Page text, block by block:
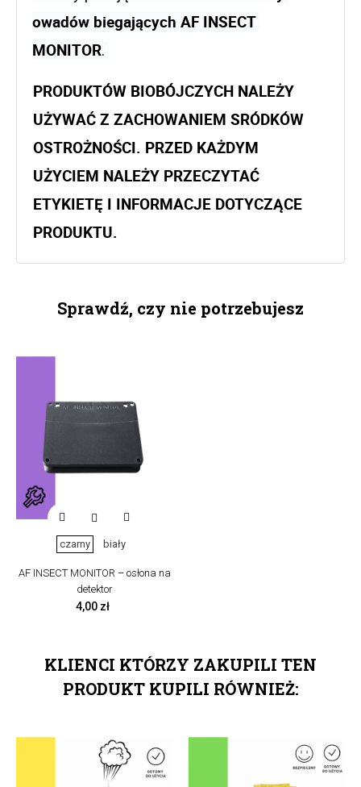
owadów biegających AF INSECT
MONITOR.
PRODUKTÓW BIOBÓJCZYCH NALEŻY
UŻYWAĆ Z ZACHOWANIEM SRÓDKÓW
OSTROŻNOŚCI. PRZED KAŻDYM
UŻYCIEM NALEŻY PRZECZYTAĆ
ETYKIETĘ I INFORMACJE DOTYCZĄCE
PRODUKTU.
Sprawdź, czy nie potrzebujesz

czarny biały
AF INSECT MONITOR – osłona na
detektor
Cena
4,00 zł
KLIENCI KTÓRZY ZAKUPILI TEN
PRODUKT KUPILI RÓWNIEŻ: